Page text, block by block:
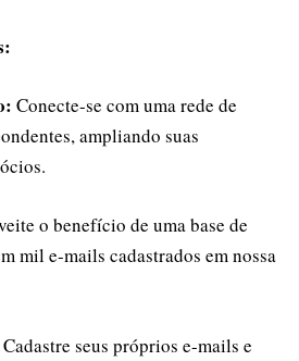
Conecte-se com uma rede de
ampliando suas
o benefício de uma base de
mil e-mails cadastrados em nossa
Cadastre seus próprios e-mails e